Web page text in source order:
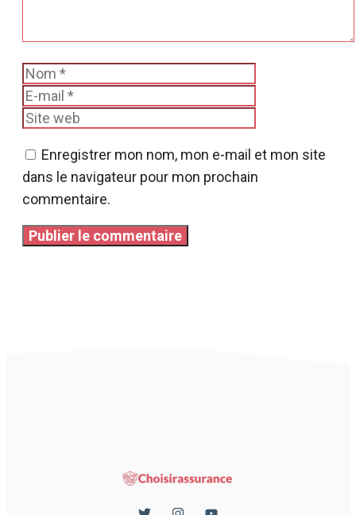
Nom
Enregistrer mon nom, mon e-mail et mon site
dans le navigateur pour mon prochain
commentaire.